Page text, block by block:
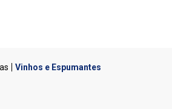
Vinhos e Espumantes